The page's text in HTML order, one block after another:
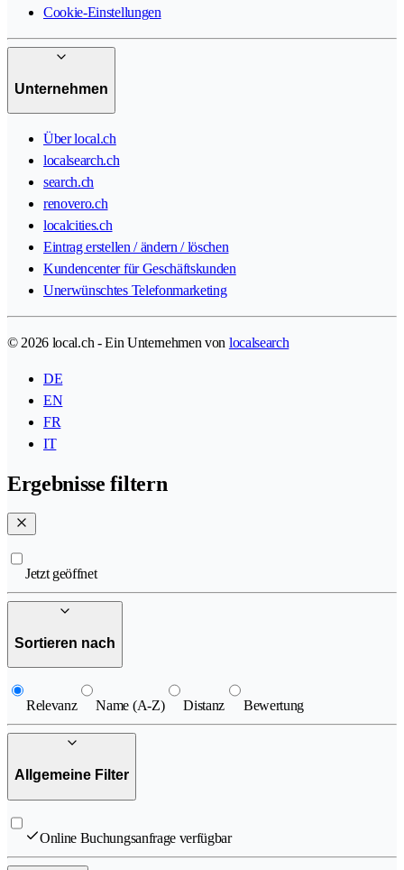
Cookie-Einstellungen
Unternehmen
Über local.ch
localsearch.ch
search.ch
renovero.ch
localcities.ch
Eintrag erstellen / ändern / löschen
Kundencenter für Geschäftskunden
Unerwünschtes Telefonmarketing
© 2026 local.ch - Ein Unternehmen von localsearch
DE
EN
FR
IT
Ergebnisse filtern
Jetzt geöffnet
Sortieren nach
Relevanz Name (A-Z) Distanz Bewertung
Allgemeine Filter
Online Buchungsanfrage verfügbar